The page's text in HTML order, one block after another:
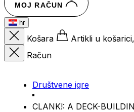
MOJ RAČUN
hr
Košara
Artikli u
Račun
Društvene igre
CLANK!: A DECK-